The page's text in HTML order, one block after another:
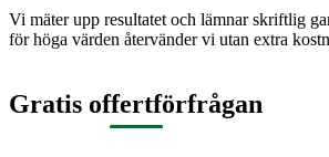
Vi mäter upp resultatet och lämnar skriftlig
för höga värden återvänder vi utan extra
Gratis offertförfrågan